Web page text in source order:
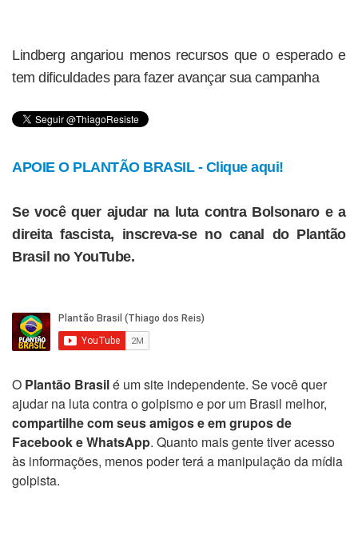
Lindberg angariou menos recursos que o esperado e
tem dificuldades para fazer avançar sua campanha
APOIE O PLANTÃO BRASIL - Clique aqui!
Se você quer ajudar na luta contra Bolsonaro e a
direita fascista, inscreva-se no canal do Plantão
Brasil no YouTube.
O Plantão Brasilé um site independente. Se você quer
ajudar na luta contra o golpismo e por um Brasil melhor,
compartilhe com seus amigos e em grupos de
Facebook e WhatsApp. Quanto mais gente tiver acesso
às informações, menos poder terá a manipulação da mídia
golpista.